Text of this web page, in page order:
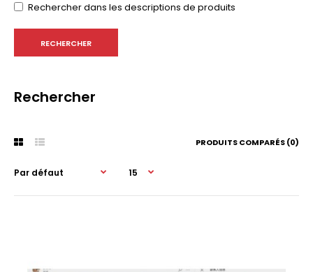
Rechercher dans les descriptions de produits
Rechercher
PRODUITS COMPARÉS (0)